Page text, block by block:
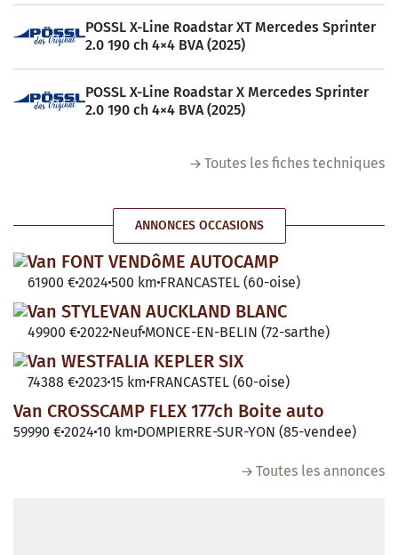
POSSL X-Line Roadstar XT Mercedes Sprinter
2.0 190 ch 4×4 BVA (2025)
POSSL X-Line Roadstar X Mercedes Sprinter
2.0 190 ch 4×4 BVA (2025)
Toutes les fiches techniques
ANNONCES OCCASIONS
Van FONT VENDôME AUTOCAMP
61900 €2024 500 km FRANCASTEL (60-oise)
Van STYLEVAN AUCKLAND BLANC
49900 €2022 Neuf MONCE-EN-BELIN (72-sarthe)
Van WESTFALIA KEPLER SIX
74388 €2023 15 km FRANCASTEL (60-oise)
Van CROSSCAMP FLEX 177ch Boite auto
59990 €2024 10 km DOMPIERRE-SUR-YON (85-vendee)
Toutes les annonces